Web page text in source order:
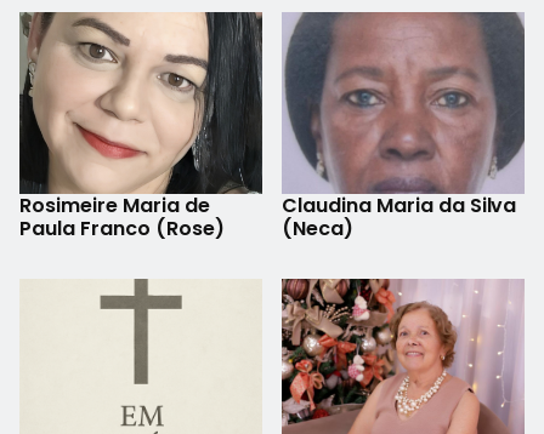
Rosimeire Maria de
Paula Franco (Rose)
Claudina Maria da Silva
(Neca)